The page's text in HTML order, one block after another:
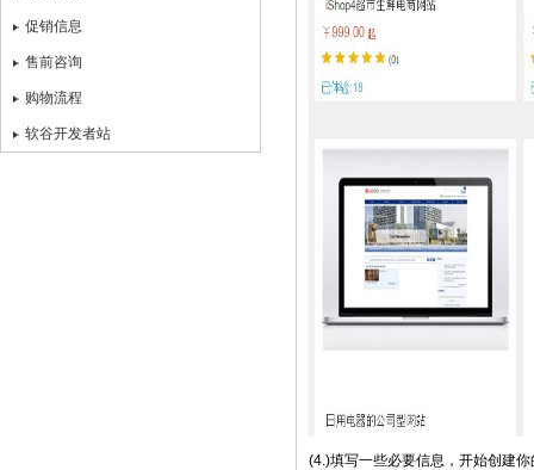
促销信息
售前咨询
购物流程
软谷开发者站
(4.)填写一些必要信息，开始创建